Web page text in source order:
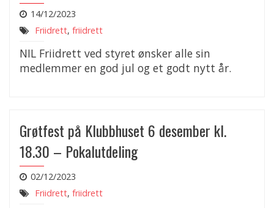
14/12/2023
Friidrett, friidrett
NIL Friidrett ved styret ønsker alle sin
medlemmer en god jul og et godt nytt år.
Grøtfest på Klubbhuset 6 desember kl.
18.30 – Pokalutdeling
02/12/2023
Friidrett, friidrett